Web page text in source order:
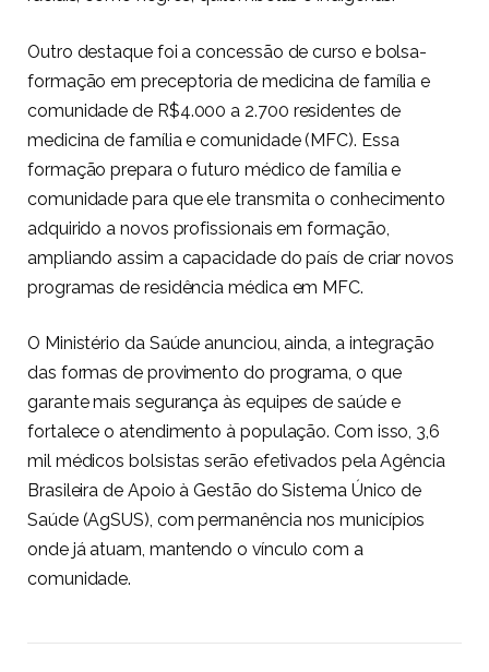
Outro destaque foi a concessão de curso e bolsa-
formação em preceptoria de medicina de família e
comunidade de R$4.000 a 2.700 residentes de
medicina de família e comunidade (MFC). Essa
formação prepara o futuro médico de família e
comunidade para que ele transmita o conhecimento
adquirido a novos profissionais em formação,
ampliando assim a capacidade do país de criar novos
programas de residência médica em MFC.
O Ministério da Saúde anunciou, ainda, a integração
das formas de provimento do programa, o que
garante mais segurança às equipes de saúde e
fortalece o atendimento à população. Com isso, 3,6
mil médicos bolsistas serão efetivados pela Agência
Brasileira de Apoio à Gestão do Sistema Único de
Saúde (AgSUS), com permanência nos municípios
onde já atuam, mantendo o vínculo com a
comunidade.